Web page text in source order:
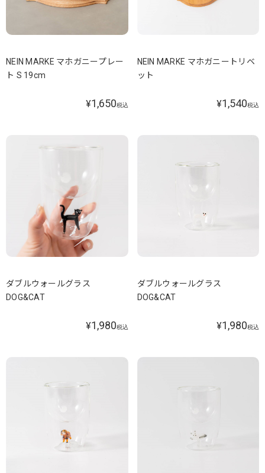
NEIN MARKE マホガニープレー
ト S 19cm
¥1,650税込
NEIN MARKE マホガニートリベ
ット
¥1,540税込
ダブルウォールグラス
DOG&CAT
¥1,980税込
ダブルウォールグラス
DOG&CAT
¥1,980税込